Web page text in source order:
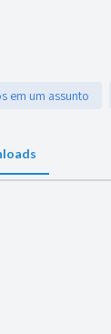
em um assunto